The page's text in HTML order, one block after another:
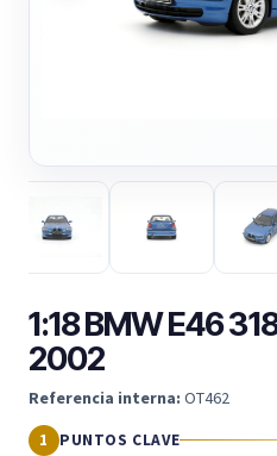
1:18 BMW E46
2002
Referencia interna: OT462
PUNTOS CLAVE